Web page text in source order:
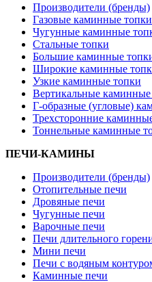
Производители (бренды)
Газовые каминные топки
Чугунные каминные
Стальные топки
Большие каминные
Широкие каминные
Узкие каминные топки
Вертикальные каминные
Г-образные (угловые)
Трехсторонние
Тоннельные каминные
ПЕЧИ-КАМИНЫ
Производители (бренды)
Отопительные печи
Дровяные печи
Чугунные печи
Варочные печи
Печи длительного
Мини печи
Печи с водяным
Каминные печи